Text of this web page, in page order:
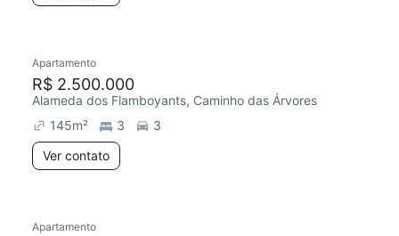
Apartamento
R$ 2.500.000
Alameda dos Flamboyants, Caminho das Árvores
145m² 3
3
Ver contato
Apartamento